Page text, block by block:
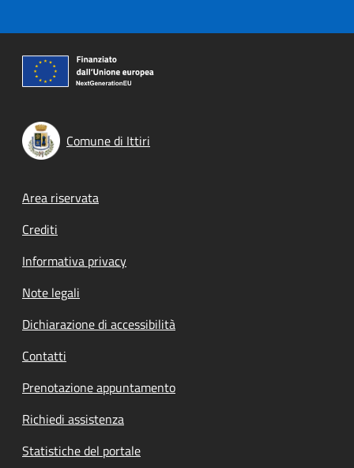
Comune di Ittiri
Footer menu
Area riservata
Crediti
Informativa privacy
Note legali
Dichiarazione di accessibilità
Contatti
Prenotazione appuntamento
Richiedi assistenza
Statistiche del portale